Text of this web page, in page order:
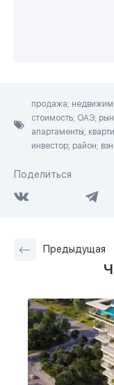
продажа;
стоимость; ОАЭ;
апартаменты;
инвестор; район;
Поделиться
Предыдущая